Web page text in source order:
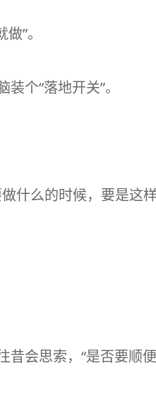
”。
个“落地开关”。
什么的时候，要是这
会思索，“是否要顺